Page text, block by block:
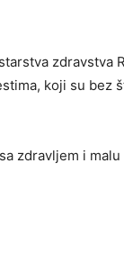
zdravstva
koji su bez
zdravljem i